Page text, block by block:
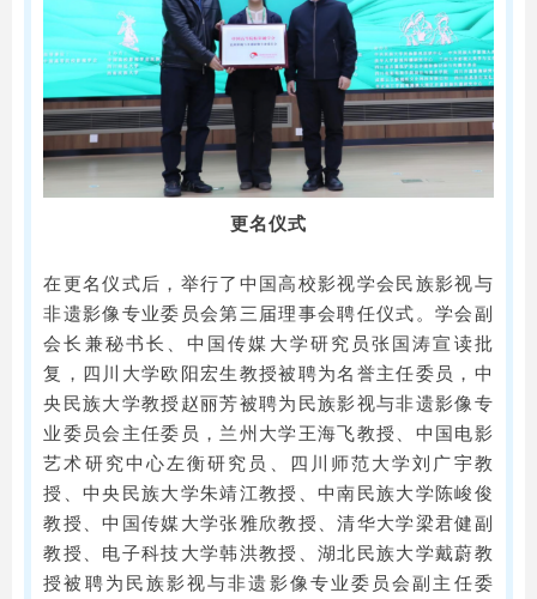
更名仪式
在更名仪式后，举行了中国高校影视学会民族影视与
非遗影像专业委员会第三届理事会聘任仪式。学会副
会长兼秘书长、中国传媒大学研究员张国涛宣读批
复，四川大学欧阳宏生教授被聘为名誉主任委员，中
央民族大学教授赵丽芳被聘为民族影视与非遗影像专
业委员会主任委员，兰州大学王海飞教授、中国电影
艺术研究中心左衡研究员、四川师范大学刘广宇教
授、中央民族大学朱靖江教授、中南民族大学陈峻俊
教授、中国传媒大学张雅欣教授、清华大学梁君健副
教授、电子科技大学韩洪教授、湖北民族大学戴蔚教
授被聘为民族影视与非遗影像专业委员会副主任委